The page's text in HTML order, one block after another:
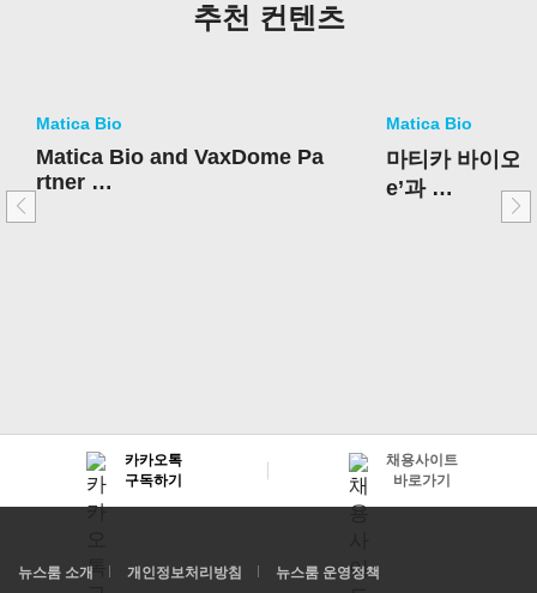
추천 컨텐츠
Matica Bio
Matica Bio and VaxDome Pa
rtner
Matica Bio
마티카 바이오,
e’과
항바이러스 하
카카오톡
구독하기
채용사이트
바로가기
뉴스룸 소개 개인정보처리방침 뉴스룸 운영정책